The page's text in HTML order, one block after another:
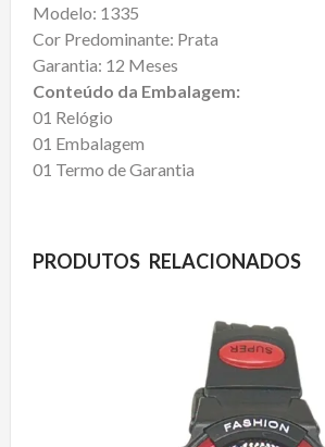
Modelo: 1335
Cor Predominante: Prata
Garantia: 12 Meses
Conteúdo da Embalagem:
01 Relógio
01 Embalagem
01 Termo de Garantia
PRODUTOS RELACIONADOS